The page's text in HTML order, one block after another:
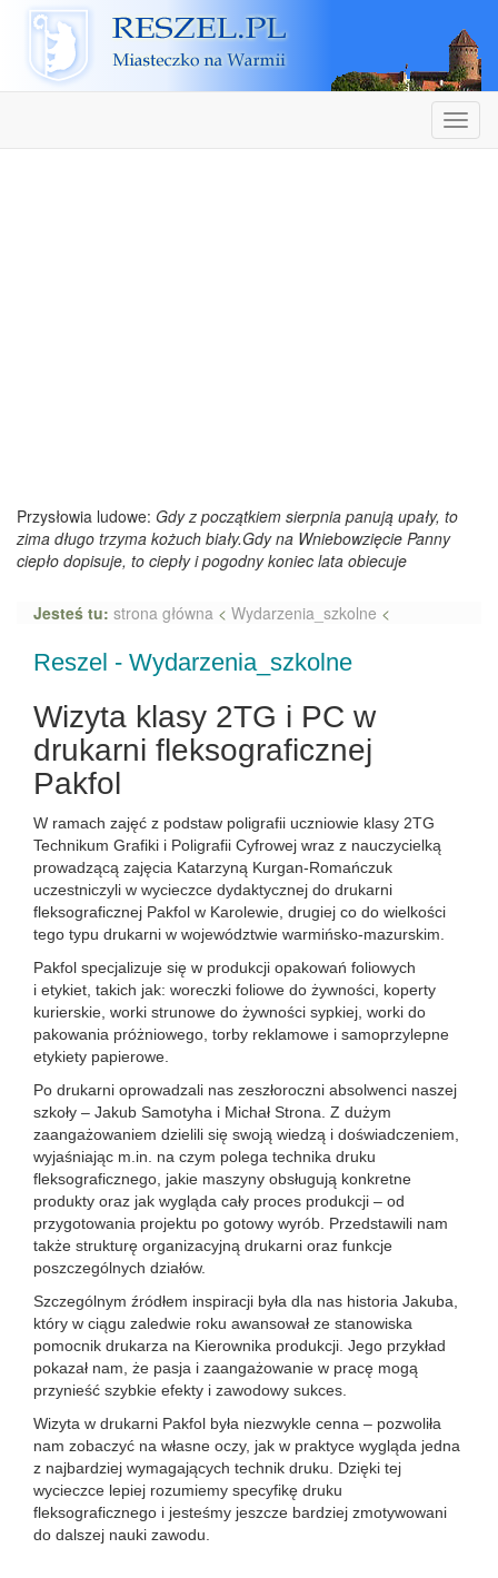
Reszel
Przysłowia ludowe: Gdy z początkiem sierpnia panują upały, to
zima długo trzyma kożuch biały.Gdy na Wniebowzięcie Panny
ciepło dopisuje, to ciepły i pogodny koniec lata obiecuje
Jesteś tu: strona główna < Wydarzenia_szkolne <
Reszel - Wydarzenia_szkolne
Wizyta klasy 2TG i PC w
drukarni fleksograficznej
Pakfol
W ramach zajęć z podstaw poligrafii uczniowie klasy 2TG
Technikum Grafiki i Poligrafii Cyfrowej wraz z nauczycielką
prowadzącą zajęcia Katarzyną Kurgan-Romańczuk
uczestniczyli w wycieczce dydaktycznej do drukarni
fleksograficznej Pakfol w Karolewie, drugiej co do wielkości
tego typu drukarni w województwie warmińsko-mazurskim.
Pakfol specjalizuje się w produkcji opakowań foliowych
i etykiet, takich jak: woreczki foliowe do żywności, koperty
kurierskie, worki strunowe do żywności sypkiej, worki do
pakowania próżniowego, torby reklamowe i samoprzylepne
etykiety papierowe.
Po drukarni oprowadzali nas zeszłoroczni absolwenci naszej
szkoły – Jakub Samotyha i Michał Strona. Z dużym
zaangażowaniem dzielili się swoją wiedzą i doświadczeniem,
wyjaśniając m.in. na czym polega technika druku
fleksograficznego, jakie maszyny obsługują konkretne
produkty oraz jak wygląda cały proces produkcji – od
przygotowania projektu po gotowy wyrób. Przedstawili nam
także strukturę organizacyjną drukarni oraz funkcje
poszczególnych działów.
Szczególnym źródłem inspiracji była dla nas historia Jakuba,
który w ciągu zaledwie roku awansował ze stanowiska
pomocnik drukarza na Kierownika produkcji. Jego przykład
pokazał nam, że pasja i zaangażowanie w pracę mogą
przynieść szybkie efekty i zawodowy sukces.
Wizyta w drukarni Pakfol była niezwykle cenna – pozwoliła
nam zobaczyć na własne oczy, jak w praktyce wygląda jedna
z najbardziej wymagających technik druku. Dzięki tej
wycieczce lepiej rozumiemy specyfikę druku
fleksograficznego i jesteśmy jeszcze bardziej zmotywowani
do dalszej nauki zawodu.